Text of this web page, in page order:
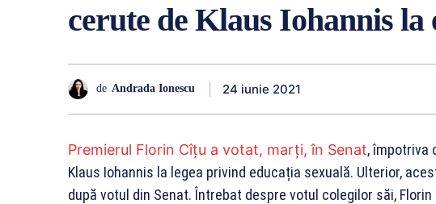
cerute de Klaus Iohannis la
de Andrada Ionescu 24 iunie 2021
Premierul Florin Cîțu a votat, marți, în Senat, împotriva
Klaus Iohannis la legea privind educația sexuală. Ulterior,
după votul din Senat. Întrebat despre votul colegilor săi,